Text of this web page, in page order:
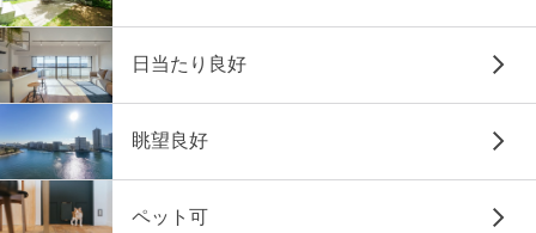
日当たり良好
眺望良好
ペット可